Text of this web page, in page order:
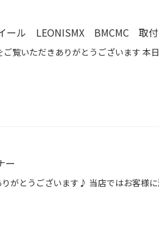
ール LEONISMX BMCMC 取付
ー